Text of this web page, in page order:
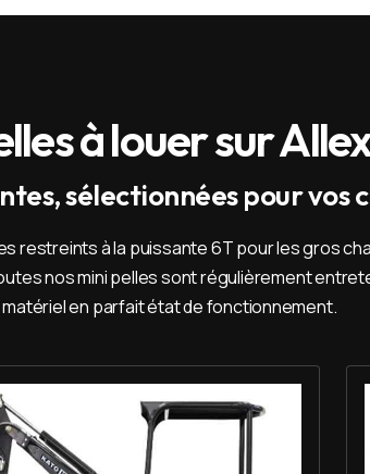
à louer sur
sélectionnées pour vos
restreints à la puissante 6T pour les gros
nos mini pelles sont régulièrement
en parfait état de fonctionnement.
pelle 1,7 T - Imer HD 17 VXE